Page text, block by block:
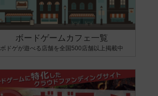
ボードゲームカフェ一覧
ボドゲが遊べる店舗を全国500店舗以上掲載中